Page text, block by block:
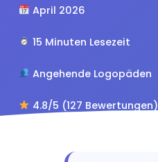
April 2026
15 Minuten Lesezeit
Angehende Logopäden
4.8/5 (127 Bewertungen)